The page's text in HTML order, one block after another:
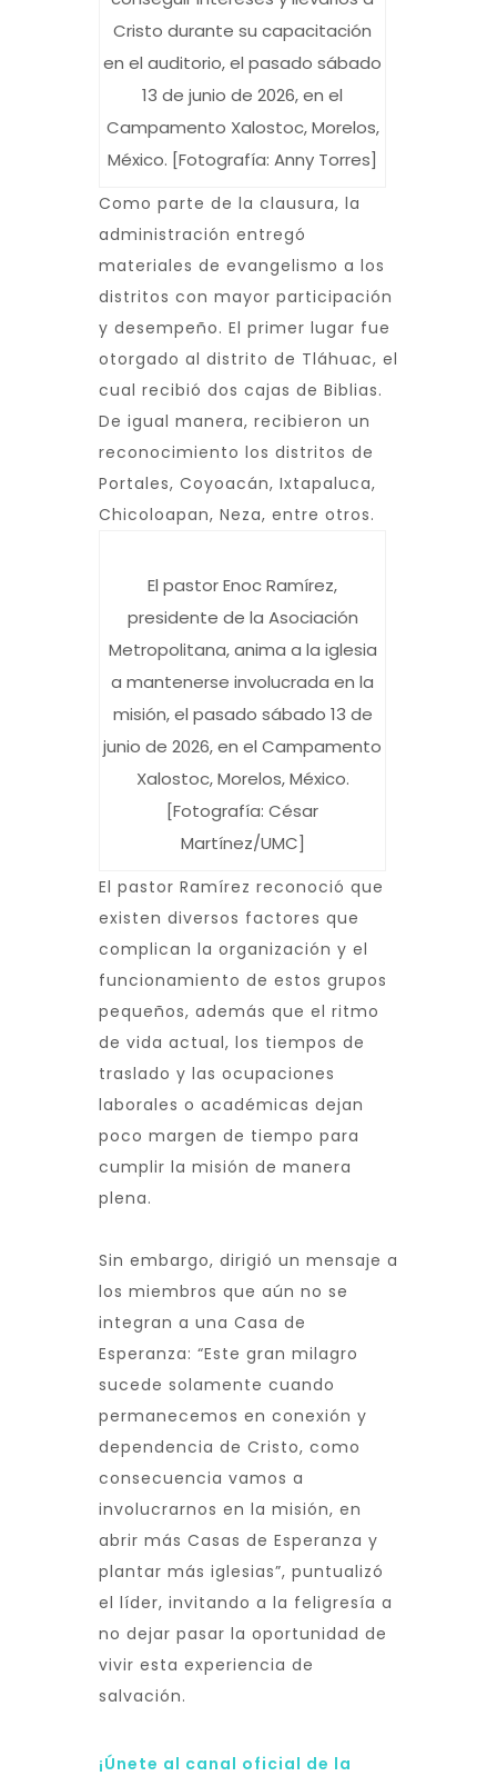
Cristo durante su capacitación
en el auditorio, el pasado sábado
13 de junio de 2026, en el
Campamento Xalostoc, Morelos,
México. [Fotografía: Anny Torres]
Como parte de la clausura, la
administración entregó
materiales de evangelismo a los
distritos con mayor participación
y desempeño. El primer lugar fue
otorgado al distrito de Tláhuac, el
cual recibió dos cajas de Biblias.
De igual manera, recibieron un
reconocimiento los distritos de
Portales, Coyoacán, Ixtapaluca,
Chicoloapan, Neza, entre otros.
El pastor Enoc Ramírez,
presidente de la Asociación
Metropolitana, anima a la iglesia
a mantenerse involucrada en la
misión, el pasado sábado 13 de
junio de 2026, en el Campamento
Xalostoc, Morelos, México.
[Fotografía: César
Martínez/UMC]
El pastor Ramírez reconoció que
existen diversos factores que
complican la organización y el
funcionamiento de estos grupos
pequeños, además que el ritmo
de vida actual, los tiempos de
traslado y las ocupaciones
laborales o académicas dejan
poco margen de tiempo para
cumplir la misión de manera
plena.
Sin embargo, dirigió un mensaje a
los miembros que aún no se
integran a una Casa de
Esperanza: “Este gran milagro
sucede solamente cuando
permanecemos en conexión y
dependencia de Cristo, como
consecuencia vamos a
involucrarnos en la misión, en
abrir más Casas de Esperanza y
plantar más iglesias”, puntualizó
el líder, invitando a la feligresía a
no dejar pasar la oportunidad de
vivir esta experiencia de
salvación.
¡Únete al canal oficial de la